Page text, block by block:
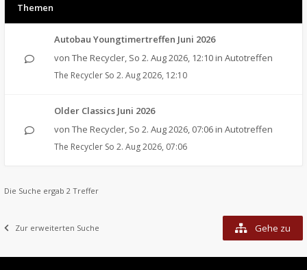
Themen
Autobau Youngtimertreffen Juni 2026
von The Recycler, So 2. Aug 2026, 12:10 in Autotreffen
The Recycler So 2. Aug 2026, 12:10
Older Classics Juni 2026
von The Recycler, So 2. Aug 2026, 07:06 in Autotreffen
The Recycler So 2. Aug 2026, 07:06
Die Suche ergab 2 Treffer
Zur erweiterten Suche Gehe zu